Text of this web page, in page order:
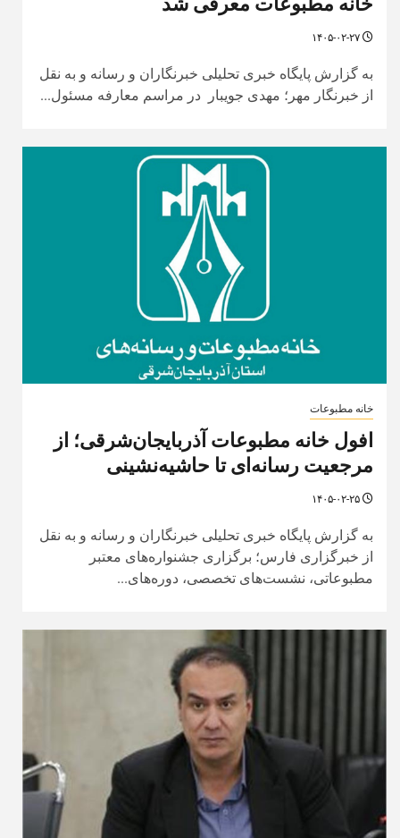
به گزارش پایگاه خبری تحلیلی خبرنگاران و رسانه و به نقل
از خبرنگار مهر؛ مهدی جویبار در مراسم معارفه مسئول...
خانه مطبوعات
افول خانه مطبوعات آذربایجان‌شرقی؛ از
مرجعیت رسانه‌ای تا حاشیه‌نشینی
به گزارش پایگاه خبری تحلیلی خبرنگاران و رسانه و به نقل
از خبرگزاری فارس؛ برگزاری جشنواره‌های معتبر
مطبوعاتی، نشست‌های تخصصی، دوره‌های...